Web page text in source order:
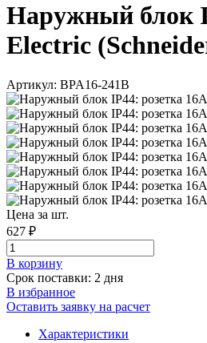
Наружный блок
Electric
Артикул: BPA16-241B
Цена за шт.
627 ₽
В корзинy
Срок поставки: 2 дня
В избранное
Оставить заявку на расчет
Характеристики